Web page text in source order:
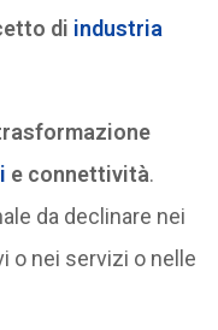
di industria
e connettività.
da declinare nei
o nei servizi o nelle